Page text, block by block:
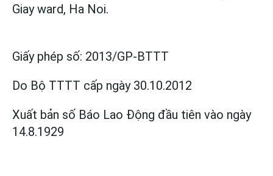
Giay ward, Ha Noi.
Giấy phép số: 2013/GP-BTTT
Do Bộ TTTT cấp ngày 30.10.2012
Xuất bản số Báo Lao Động đầu tiên vào ngày
14.8.1929